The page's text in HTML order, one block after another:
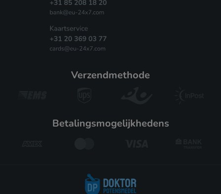
verzendmethode
betalingsmogelijkhedens